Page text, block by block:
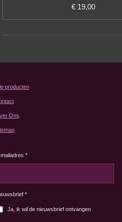
€ 19,00
producten
Ons
*
*
Ja, ik wil de nieuwsbrief ontvangen